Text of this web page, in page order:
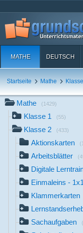
MATHE DEUTSCH
Startseite Mathe
Mathe (1429)
Klasse 1 (55)
Klasse 2 (433)
Aktionskarten
Arbeitsblätter
Digitale
Einmaleins - 1x1
Klammerkarten
Sachaufgaben